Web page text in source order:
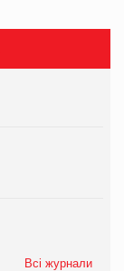
Всі журнали